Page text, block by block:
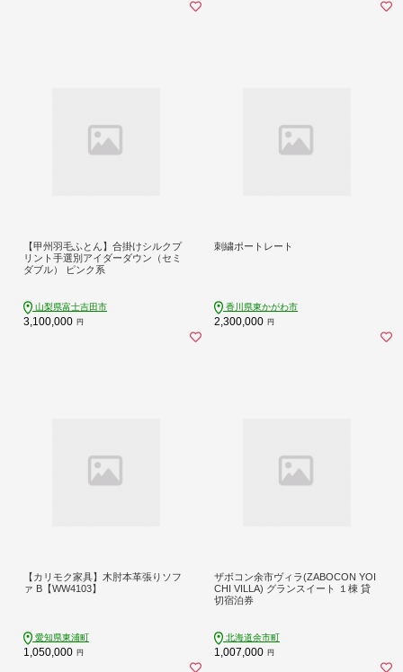
【甲州羽毛ふとん】合掛けシルクプ
リント手選別アイダーダウン（セミ
ダブル） ピンク系
山梨県富士吉田市
3,100,000 円
刺繍ポートレート
香川県東かがわ市
2,300,000 円
【カリモク家具】木肘本革張りソフ
ァ B【WW4103】
愛知県東浦町
1,050,000 円
ザボコン余市ヴィラ(ZABOCON YOI
CHI VILLA) グランスイート １棟 貸
切宿泊券
北海道余市町
1,007,000 円